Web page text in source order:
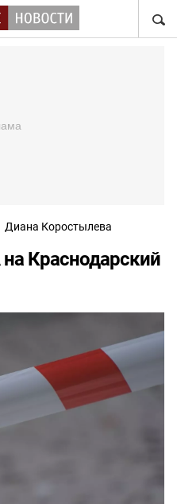
Диана Коростылева
Краснодарский